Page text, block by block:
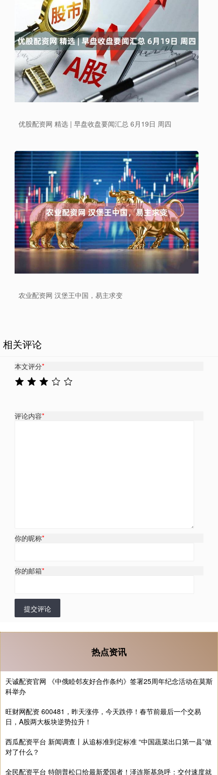
优股配资网 精选 | 早盘收盘要闻汇总 6月19日 周四
农业配资网 汉堡王中国，易主求变
相关评论
本文评分*
评论内容*
你的昵称*
你的邮箱*
提交评论
热点资讯
天诚配资官网 《中俄睦邻友好合作条约》签署25周年纪念活动在莫斯
科举办
旺财网配资 600481，昨天涨停，今天跌停！春节前最后一个交易
日，A股两大板块逆势拉升！
西瓜配资平台 新闻调查丨从追标准到定标准 “中国蔬菜出口第一县”做
对了什么？
全民配资平台 特朗普松口给最新爱国者！泽连斯基急呼：交付速度就